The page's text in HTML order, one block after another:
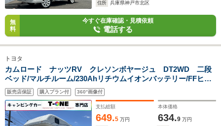
住所
兵庫県神戸市北区
無
料
今すぐ在庫確認・見積依頼
電話する
トヨタ
カムロード ナッツRV クレソンボヤージュ DT2WD 二段
ベッド/マルチルーム/230Ahリチウムイオンバッテリー/FFヒー
ター/1500Wインバーター/マックスファン/ソーラーパネル/シン
ク/冷蔵庫/リアクーラー/リアラダー/ストラーダ製ナビ/ピボット
製クルーズコントロール
販売店保証 購入プラン付 360°画像付
支払総額
649.5 万円
本体価格
634.9 万円